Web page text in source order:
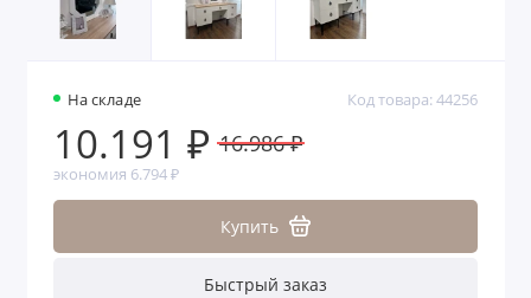
На складе Код товара: 44256
10.191 ₽ 16.986 ₽
экономия 6.794 ₽
Купить
Быстрый заказ